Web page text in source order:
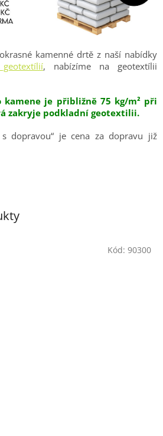
kamenné drtě z naší nabídky
, nabízíme na geotextílii
kamene je přibližně 75 kg/m² při
zakryje podkladní geotextilii.
dopravou“ je cena za dopravu již
Kód: 90300